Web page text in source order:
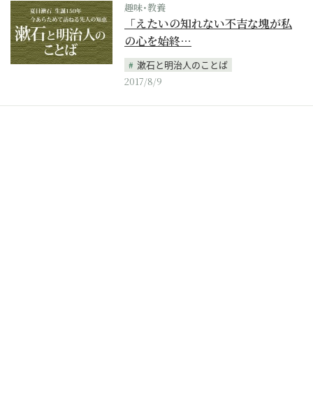
趣味･教養
「えたいの知れない不吉な塊が私
の心を始終…
漱石と明治人のことば
2017/8/9